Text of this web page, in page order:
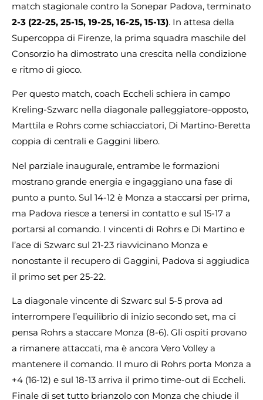
match stagionale contro la Sonepar Padova, terminato
2-3 (22-25, 25-15, 19-25, 16-25, 15-13). In attesa della
Supercoppa di Firenze, la prima squadra maschile del
Consorzio ha dimostrato una crescita nella condizione
e ritmo di gioco.
Per questo match, coach Eccheli schiera in campo
Kreling-Szwarc nella diagonale palleggiatore-opposto,
Marttila e Rohrs come schiacciatori, Di Martino-Beretta
coppia di centrali e Gaggini libero.
Nel parziale inaugurale, entrambe le formazioni
mostrano grande energia e ingaggiano una fase di
punto a punto. Sul 14-12 è Monza a staccarsi per prima,
ma Padova riesce a tenersi in contatto e sul 15-17 a
portarsi al comando. I vincenti di Rohrs e Di Martino e
l’ace di Szwarc sul 21-23 riavvicinano Monza e
nonostante il recupero di Gaggini, Padova si aggiudica
il primo set per 25-22.
La diagonale vincente di Szwarc sul 5-5 prova ad
interrompere l’equilibrio di inizio secondo set, ma ci
pensa Rohrs a staccare Monza (8-6). Gli ospiti provano
a rimanere attaccati, ma è ancora Vero Volley a
mantenere il comando. Il muro di Rohrs porta Monza a
+4 (16-12) e sul 18-13 arriva il primo time-out di Eccheli.
Finale di set tutto brianzolo con Monza che chiude il